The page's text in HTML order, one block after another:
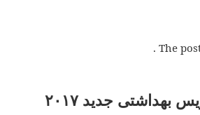
The
جدید ۲۰۱۷